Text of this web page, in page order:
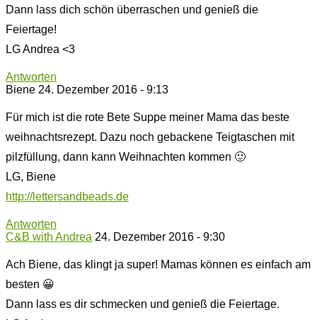
Dann lass dich schön überraschen und genieß die
Feiertage!
LG Andrea <3
Antworten
Biene 24. Dezember 2016 - 9:13
Für mich ist die rote Bete Suppe meiner Mama das beste
weihnachtsrezept. Dazu noch gebackene Teigtaschen mit
pilzfüllung, dann kann Weihnachten kommen 🙂
LG, Biene
http://lettersandbeads.de
Antworten
C&B with Andrea 24. Dezember 2016 - 9:30
Ach Biene, das klingt ja super! Mamas können es einfach am
besten 😀
Dann lass es dir schmecken und genieß die Feiertage.